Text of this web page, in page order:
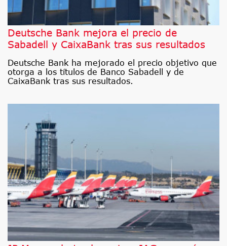
Deutsche Bank mejora el precio de
Sabadell y CaixaBank tras sus resultados
Deutsche Bank ha mejorado el precio objetivo que
otorga a los títulos de Banco Sabadell y de
CaixaBank tras sus resultados.